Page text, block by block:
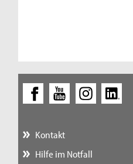
Kontakt
Hilfe im Notfall